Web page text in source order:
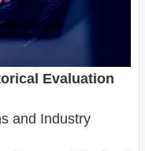
Evaluation
and Industry